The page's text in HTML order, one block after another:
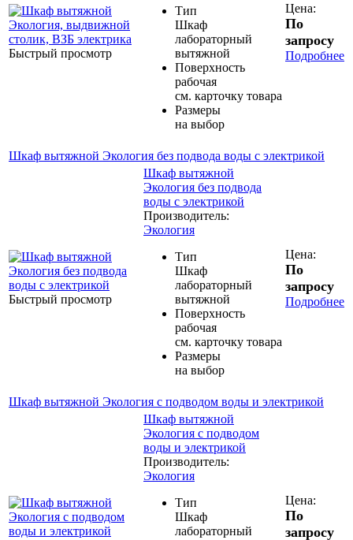
Быстрый просмотр
Тип
Шкаф
лабораторный
вытяжной
Поверхность
рабочая
см. карточку товара
Размеры
на выбор
Цена:
По
запросу
Подробнее
Шкаф вытяжной Экология без подвода воды с электрикой
Быстрый просмотр
Шкаф вытяжной
Экология без подвода
воды с электрикой
Производитель:
Экология
Тип
Шкаф
лабораторный
вытяжной
Поверхность
рабочая
см. карточку товара
Размеры
на выбор
Цена:
По
запросу
Подробнее
Шкаф вытяжной Экология с подводом воды и электрикой
Шкаф вытяжной
Экология с подводом
воды и электрикой
Производитель:
Экология
Тип
Шкаф
лабораторный
Цена:
По
запросу